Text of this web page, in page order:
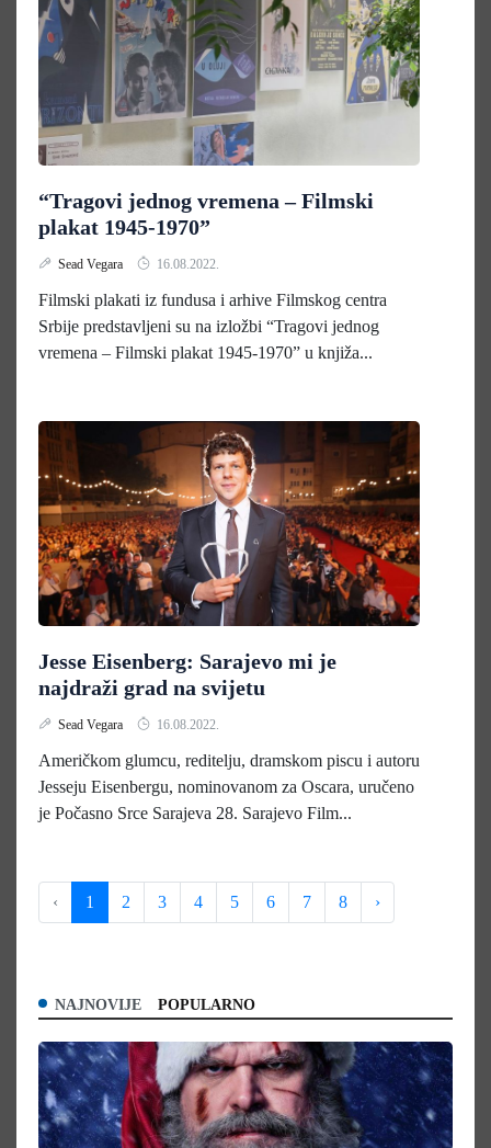
“Tragovi jednog vremena – Filmski
plakat 1945-1970”
Sead Vegara 16.08.2022.
Filmski plakati iz fundusa i arhive Filmskog centra
Srbije predstavljeni su na izložbi “Tragovi jednog
vremena – Filmski plakat 1945-1970” u knjiža...
Jesse Eisenberg: Sarajevo mi je
najdraži grad na svijetu
Sead Vegara 16.08.2022.
Američkom glumcu, reditelju, dramskom piscu i autoru
Jesseju Eisenbergu, nominovanom za Oscara, uručeno
je Počasno Srce Sarajeva 28. Sarajevo Film...
‹ 1 2 3 4 5 6 7 8 ›
NAJNOVIJE POPULARNO